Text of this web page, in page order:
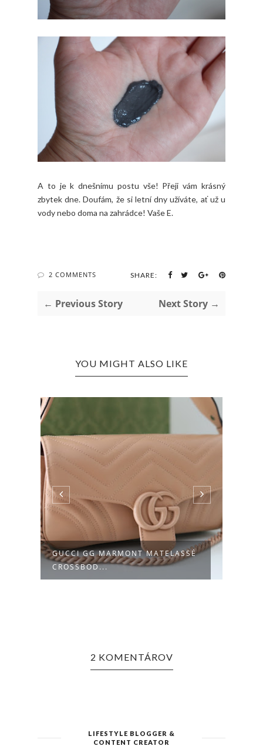
A to je k dnešnímu postu vše! Přeji vám krásný
zbytek dne. Doufám, že si letní dny užíváte, ať už u
vody nebo doma na zahrádce! Vaše E.
2 COMMENTS SHARE:
← Previous Story Next Story →
YOU MIGHT ALSO LIKE
GUCCI GG MARMONT MATELASSÉ
CROSSBOD...
2 KOMENTÁROV
LIFESTYLE BLOGGER &
CONTENT CREATOR